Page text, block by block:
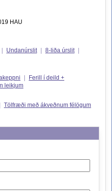
HAU
Undanúrslit 8-liða úrslit
Ferill í deild +
leikjum
Tölfræði með ákveðnum félögum